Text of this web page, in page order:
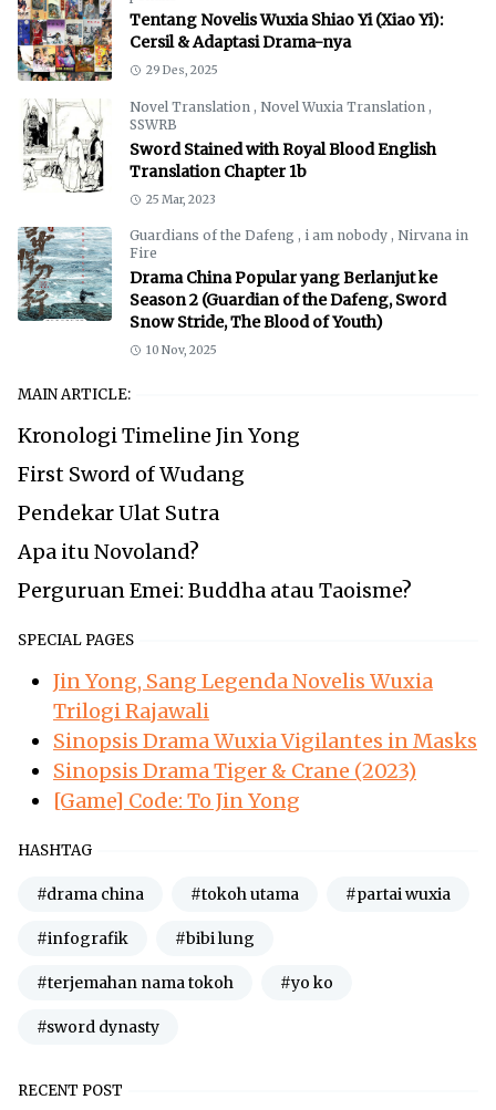
Tentang Novelis Wuxia Shiao Yi (Xiao Yi):
Cersil & Adaptasi Drama-nya
29 Des, 2025
Novel Translation , Novel Wuxia Translation ,
SSWRB
Sword Stained with Royal Blood English
Translation Chapter 1b
25 Mar, 2023
Guardians of the Dafeng , i am nobody , Nirvana in
Fire
Drama China Popular yang Berlanjut ke
Season 2 (Guardian of the Dafeng, Sword
Snow Stride, The Blood of Youth)
10 Nov, 2025
MAIN ARTICLE:
Kronologi Timeline Jin Yong
First Sword of Wudang
Pendekar Ulat Sutra
Apa itu Novoland?
Perguruan Emei: Buddha atau Taoisme?
SPECIAL PAGES
Jin Yong, Sang Legenda Novelis Wuxia
Trilogi Rajawali
Sinopsis Drama Wuxia Vigilantes in Masks
Sinopsis Drama Tiger & Crane (2023)
[Game] Code: To Jin Yong
HASHTAG
#drama china #tokoh utama #partai wuxia
#infografik #bibi lung
#terjemahan nama tokoh #yo ko
#sword dynasty
RECENT POST